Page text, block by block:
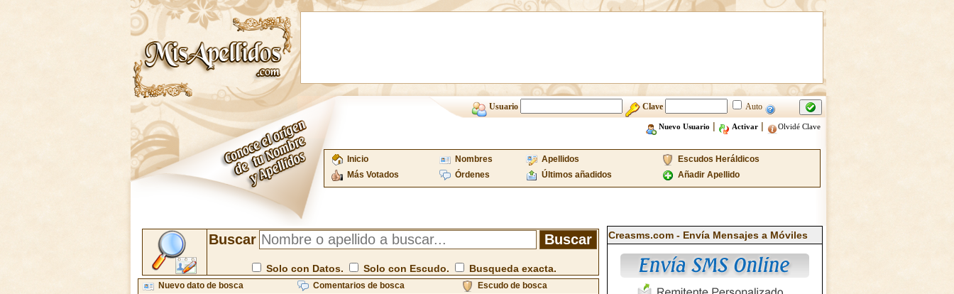
Usuario Clave Auto
Nuevo Usuario | Activar| Olvidé Clave
Inicio Nombres Apellidos
Escudos Heráldicos
Más Votados
Órdenes Últimos añadidos Añadir Apellido
Buscar
Solo con Datos. Solo con Escudo. Busqueda exacta.
Nuevo dato de bosca Comentarios de bosca Escudo de bosca
Creasms.com - Envía Mensajes a Móviles